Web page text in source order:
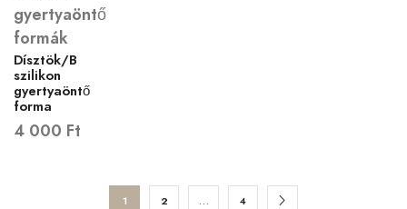
gyertyaöntő
formák
Dísztök/B
szilikon
gyertyaöntő
forma
4 000 Ft
1 2 … 4